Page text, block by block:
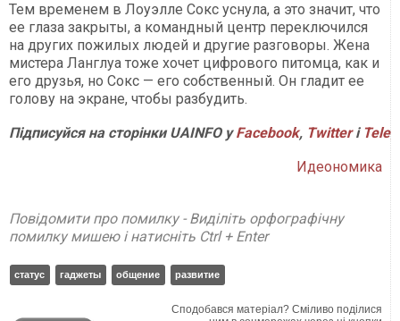
Тем временем в Лоуэлле Сокс уснула, а это значит, что
ее глаза закрыты, а командный центр переключился
на других пожилых людей и другие разговоры. Жена
мистера Ланглуа тоже хочет цифрового питомца, как и
его друзья, но Сокс — его собственный. Он гладит ее
голову на экране, чтобы разбудить.
Підписуйся на сторінки UAINFO уFacebook, Twitter і
Идеономика
Повідомити про помилку - Виділіть орфографічну
помилку мишею і натисніть Ctrl + Enter
статус гаджеты общение развитие
Сподобався матеріал? Сміливо поділися